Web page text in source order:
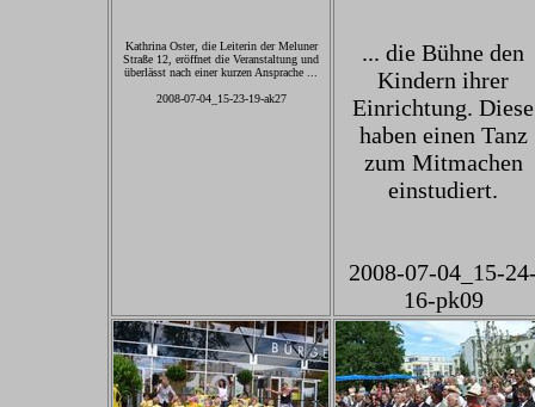
Kathrina Oster, die Leiterin der Meluner
Straße 12, eröffnet die Veranstaltung und
überlässt nach einer kurzen Ansprache ...
2008-07-04_15-23-19-ak27
... die Bühne den
Kindern ihrer
Einrichtung. Diese
haben einen Tanz
zum Mitmachen
einstudiert.
2008-07-04_15-
16-pk09